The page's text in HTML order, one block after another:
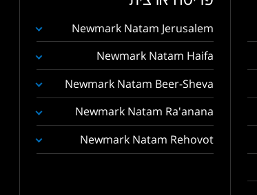
Newmark Natam Jerusalem
Newmark Natam Haifa
Newmark Natam Beer-Sheva
Newmark Natam Ra'anana
Newmark Natam Rehovot